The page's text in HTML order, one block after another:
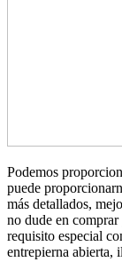
Podemos
puede
más detallados,
no dude en
requisito especial
entrepierna abierta,